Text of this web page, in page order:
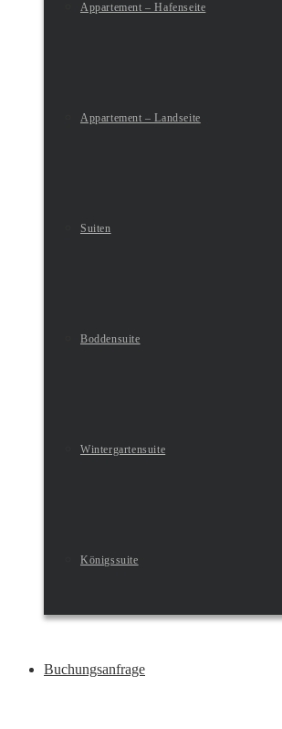
Appartement – Hafenseite
Appartement – Landseite
Suiten
Boddensuite
Wintergartensuite
Königssuite
Buchungsanfrage